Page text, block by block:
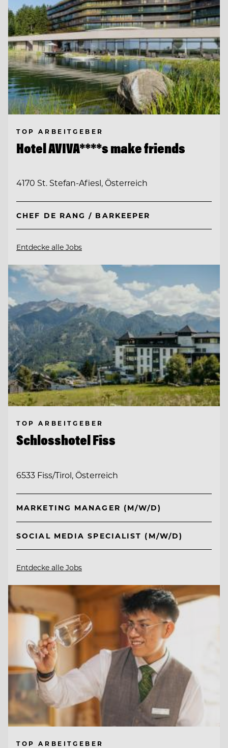
TOP ARBEITGEBER
Hotel AVIVA****s make friends
4170 St. Stefan-Afiesl, Österreich
CHEF DE RANG / BARKEEPER
Entdecke alle Jobs
TOP ARBEITGEBER
Schlosshotel Fiss
6533 Fiss/Tirol, Österreich
MARKETING MANAGER (M/W/D)
SOCIAL MEDIA SPECIALIST (M/W/D)
Entdecke alle Jobs
TOP ARBEITGEBER